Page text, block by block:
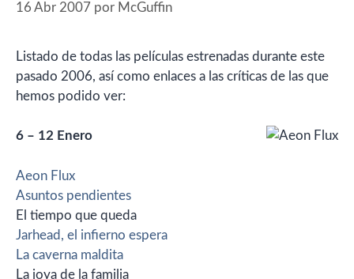
16 Abr 2007 por McGuffin
Listado de todas las películas estrenadas durante este
pasado 2006, así como enlaces a las críticas de las que
hemos podido ver:
6 – 12 Enero
Aeon Flux
Asuntos pendientes
El tiempo que queda
Jarhead, el infierno espera
La caverna maldita
La joya de la familia